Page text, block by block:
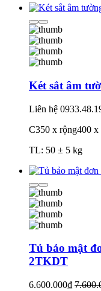
Két sắt âm
Liên hệ
C350 x rộng400 x
TL: 50 ± 5 kg
Tủ bảo mật
2TKDT
6.600.000₫